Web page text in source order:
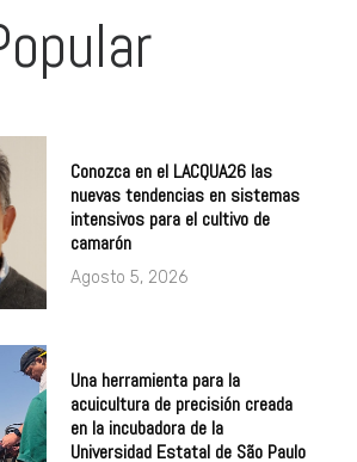
Conozca en el LACQUA26 las
nuevas tendencias en sistemas
intensivos para el cultivo de
camarón
Agosto 5, 2026
Una herramienta para la
acuicultura de precisión creada
en la incubadora de la
Universidad Estatal de São Paulo